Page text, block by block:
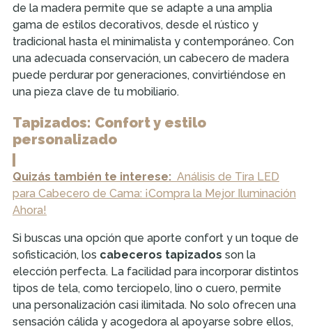
de la madera permite que se adapte a una amplia
gama de estilos decorativos, desde el rústico y
tradicional hasta el minimalista y contemporáneo. Con
una adecuada conservación, un cabecero de madera
puede perdurar por generaciones, convirtiéndose en
una pieza clave de tu mobiliario.
Tapizados: Confort y estilo
personalizado
Quizás también te interese: Análisis de Tira LED
para Cabecero de Cama: ¡Compra la Mejor Iluminación
Ahora!
Si buscas una opción que aporte confort y un toque de
sofisticación, los cabeceros tapizados son la
elección perfecta. La facilidad para incorporar distintos
tipos de tela, como terciopelo, lino o cuero, permite
una personalización casi ilimitada. No solo ofrecen una
sensación cálida y acogedora al apoyarse sobre ellos,